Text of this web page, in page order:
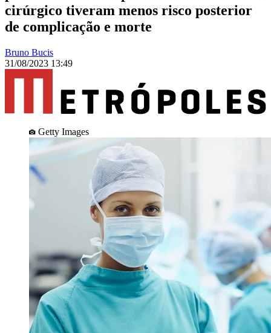
cirúrgico tiveram menos risco posterior
de complicação e morte
Bruno Bucis
31/08/2023 13:49
Getty Images